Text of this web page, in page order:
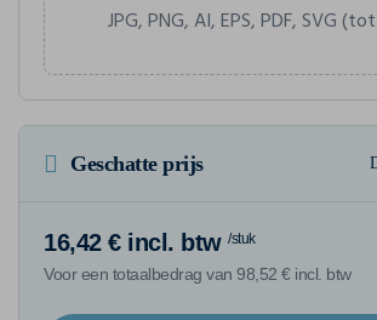
JPG, PNG, AI, EPS, PDF, SVG
Geschatte prijs
16,42 € incl. btw /stuk
Voor een totaalbedrag van 98,52 € incl. btw